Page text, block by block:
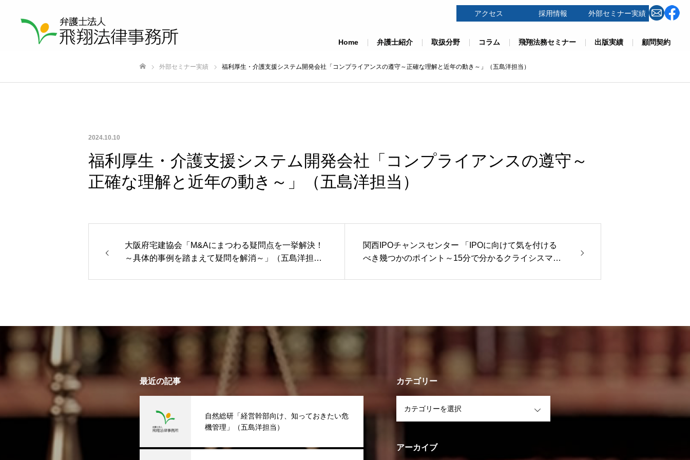
Home 弁護士紹介 取扱分野 コラム 飛翔法務セミナー 出版実績 顧問契約
アクセス 採用情報 外部セミナー実績
外部セミナー実績 福利厚生・介護支援システム開発会社「コンプライアンスの遵守～正確な理解と近年の動き～」（五島洋担当）
2024.10.10
福利厚生・介護支援システム開発会社「コンプライアンスの遵守～
正確な理解と近年の動き～」（五島洋担当）
大阪府宅建協会「M&Aにまつわる疑問点を一挙解決！
～具体的事例を踏まえて疑問を解消～」（五島洋担
関西IPOチャンスセンター 「IPOに向けて気を付ける
べき幾つかのポイント～15分で分かるクライシスマネ
最近の記事
自然総研「経営幹部向け、知っておきたい危
機管理」（五島洋担当）
カテゴリー
アーカイブ